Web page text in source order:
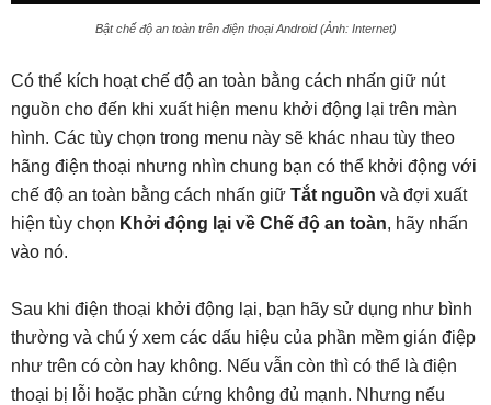
Bật chế độ an toàn trên điện thoại Android (Ảnh: Internet)
Có thể kích hoạt chế độ an toàn bằng cách nhấn giữ nút
nguồn cho đến khi xuất hiện menu khởi động lại trên màn
hình. Các tùy chọn trong menu này sẽ khác nhau tùy theo
hãng điện thoại nhưng nhìn chung bạn có thể khởi động với
chế độ an toàn bằng cách nhấn giữ Tắt nguồn và đợi xuất
hiện tùy chọn Khởi động lại về Chế độ an toàn, hãy nhấn
vào nó.
Sau khi điện thoại khởi động lại, bạn hãy sử dụng như bình
thường và chú ý xem các dấu hiệu của phần mềm gián điệp
như trên có còn hay không. Nếu vẫn còn thì có thể là điện
thoại bị lỗi hoặc phần cứng không đủ mạnh. Nhưng nếu